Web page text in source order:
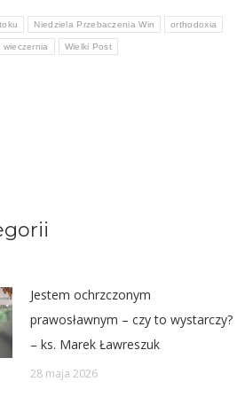
Niedziela Przebaczenia Win orthodoxia
wieczernia Wielki Post
Jestem ochrzczonym
prawosławnym – czy to wystarczy?
– ks. Marek Ławreszuk
28 maja 2026